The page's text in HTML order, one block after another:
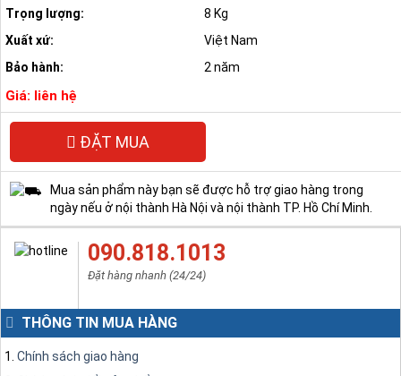
Quạt Xe Đẩy KMY - 1845
Giá: liên hệ
Mã sản phẩm:
KMY-1845
Công suất:
Lưu lượng gió:
130 m3/phút
Kích thước:
Trọng lượng:
8 Kg
Việt Nam
Bảo hành:
2 năm
Mua sản phẩm này bạn sẽ được hỗ trợ giao hàng trong